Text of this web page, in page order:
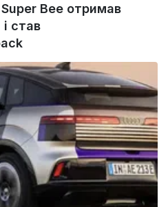
Bee отримав
став